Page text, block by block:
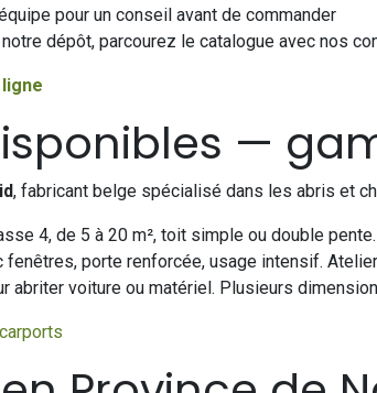
pour un conseil avant de commander
dépôt, parcourez le catalogue avec nos
—
, fabricant belge spécialisé dans les abris et
4, de 5 à 20 m², toit simple ou double
fenêtres, porte renforcée, usage intensif.
abriter voiture ou matériel. Plusieurs